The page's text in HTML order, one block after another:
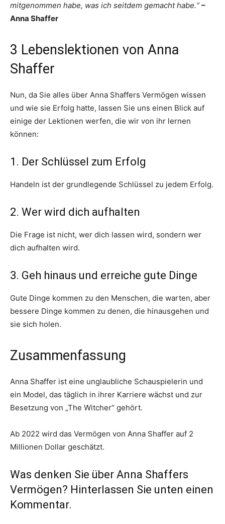
mitgenommen habe, was ich seitdem gemacht habe.“ –
Anna Shaffer
3 Lebenslektionen von Anna
Shaffer
Nun, da Sie alles über Anna Shaffers Vermögen wissen
und wie sie Erfolg hatte, lassen Sie uns einen Blick auf
einige der Lektionen werfen, die wir von ihr lernen
können:
1. Der Schlüssel zum Erfolg
Handeln ist der grundlegende Schlüssel zu jedem Erfolg.
2. Wer wird dich aufhalten
Die Frage ist nicht, wer dich lassen wird, sondern wer
dich aufhalten wird.
3. Geh hinaus und erreiche gute Dinge
Gute Dinge kommen zu den Menschen, die warten, aber
bessere Dinge kommen zu denen, die hinausgehen und
sie sich holen.
Zusammenfassung
Anna Shaffer ist eine unglaubliche Schauspielerin und
ein Model, das täglich in ihrer Karriere wächst und zur
Besetzung von „The Witcher“ gehört.
Ab 2022 wird das Vermögen von Anna Shaffer auf 2
Millionen Dollar geschätzt.
Was denken Sie über Anna Shaffers
Vermögen? Hinterlassen Sie unten einen
Kommentar.